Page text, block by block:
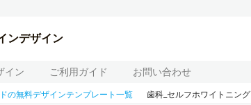
ンデザイン
イン ご利用ガイド お問い合わせ
の無料デザインテンプレート一覧 歯科_セルフホワイトニング